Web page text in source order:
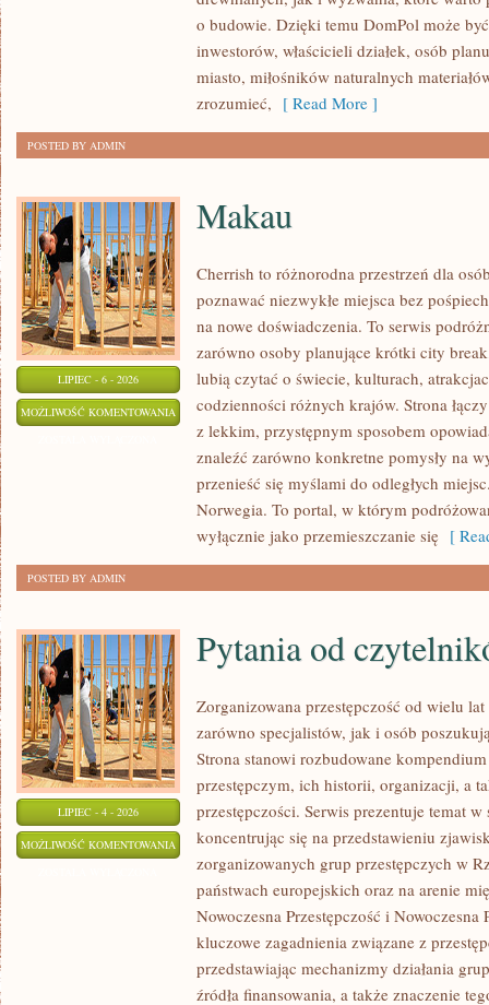
KONSTRUKCJE
o budowie. Dzięki temu DomPol może
inwestorów, właścicieli działek, osób
miasto, miłośników naturalnych
zrozumieć, [ Read More ]
POSTED BY ADMIN
LIPIEC - 6 - 2026
MOŻLIWOŚĆ KOMENTOWANIA MAKAU
Makau
Cherrish to różnorodna przestrzeń dla
poznawać niezwykłe miejsca bez
na nowe doświadczenia. To serwis
zarówno osoby planujące krótki city
lubią czytać o świecie, kulturach,
codzienności różnych krajów. Strona
z lekkim, przystępnym sposobem
znaleźć zarówno konkretne pomysły na
przenieść się myślami do odległych
Norwegia. To portal, w którym
wyłącznie jako przemieszczanie się [
POSTED BY ADMIN
LIPIEC - 4 - 2026
MOŻLIWOŚĆ KOMENTOWANIA PYTANIA
CZYTELNIKÓW
Pytania od
Zorganizowana przestępczość od wielu
zarówno specjalistów, jak i osób
Strona stanowi rozbudowane
przestępczym, ich historii, organizacji, a
przestępczości. Serwis prezentuje temat
koncentrując się na przedstawieniu
zorganizowanych grup przestępczych w
państwach europejskich oraz na arenie
Nowoczesna Przestępczość i Nowoczesna
kluczowe zagadnienia związane z
przedstawiając mechanizmy działania
źródła finansowania, a także znaczenie